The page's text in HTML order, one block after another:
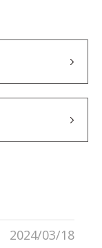
2024/03/18